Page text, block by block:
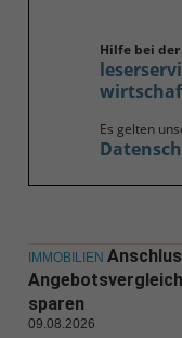
Hilfe bei
Es gelten
IMMOBILIEN
sparen
09.08.2026